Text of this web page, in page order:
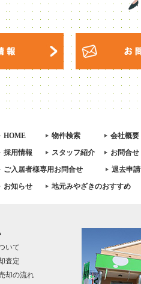
HOME 物件検索
会社概要
採用情報
スタッフ紹介
お問合せ
ご入居者様専用お問合せ
退去申請
お知らせ
地元みやざきのおすすめ
いて
査定
却の流れ